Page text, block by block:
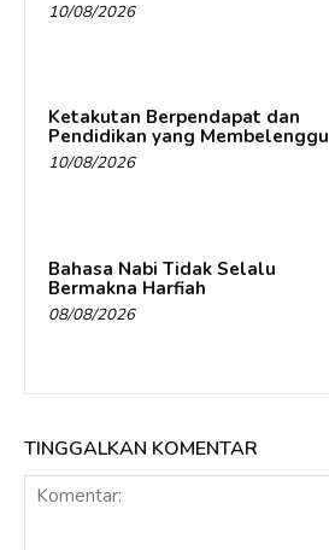
10/08/2026
Ketakutan Berpendapat dan
Pendidikan yang Membelenggu
10/08/2026
Bahasa Nabi Tidak Selalu
Bermakna Harfiah
08/08/2026
TINGGALKAN KOMENTAR